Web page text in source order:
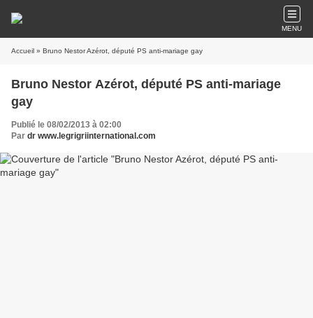
MENU
Accueil » Bruno Nestor Azérot, député PS anti-mariage gay
Bruno Nestor Azérot, député PS anti-mariage
gay
Publié le 08/02/2013 à 02:00
Par dr www.legrigriinternational.com